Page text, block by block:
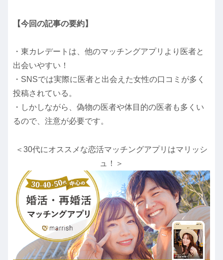
【今回の記事の要約】
・東カレデートは、他のマッチングアプリより医者と
出会いやすい！
・SNSでは実際に医者と出会えた女性の口コミが多く
投稿されている。
・しかしながら、偽物の医者や体目的の医者も多くい
るので、注意が必要です。
＜30代にオススメな恋活マッチングアプリはマリッシ
ュ！＞